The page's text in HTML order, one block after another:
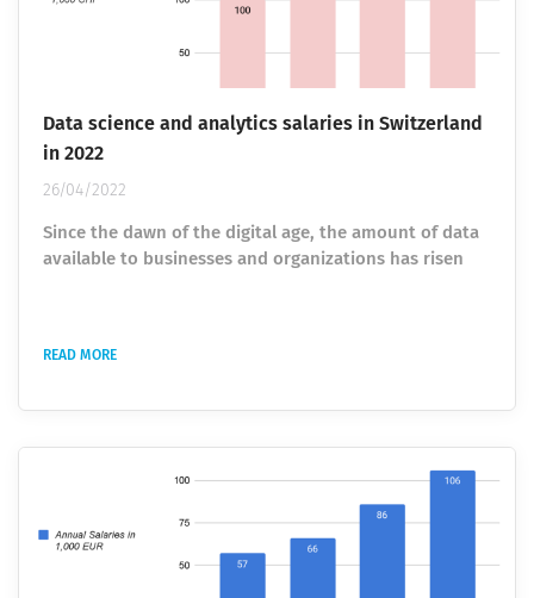
Data science and analytics salaries in Switzerland
in 2022
26/04/2022
Since the dawn of the digital age, the amount of data
available to businesses and organizations has risen
complex datasets has increased greatly . In October
were advertising data science as “ The Sexiest Job of
the 21st Century ” in the Harvard Business...
READ MORE